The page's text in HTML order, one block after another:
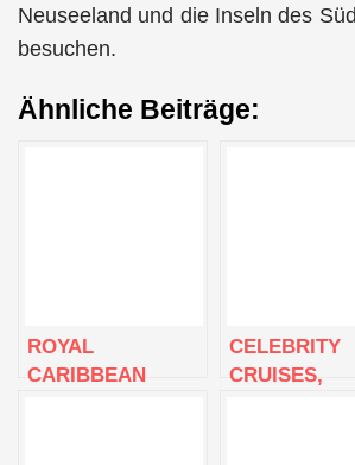
Neuseeland und die Inseln des
besuchen.
Ähnliche Beiträge:
ROYAL
CARIBBEAN
CELEBRITY
CRUISES,